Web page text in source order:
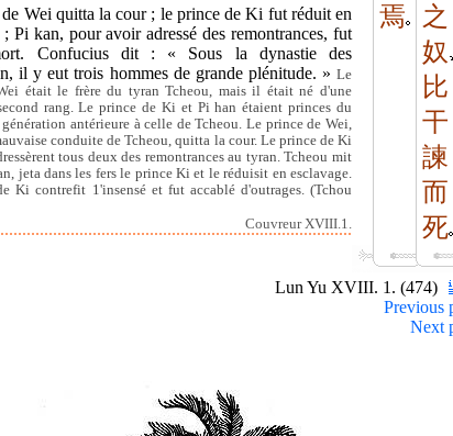
焉
之
奴
比
干
諫
而
死
Wei quitta la cour ; le prince de Ki fut réduit en
; Pi kan, pour avoir adressé des remontrances, fut
Confucius dit : « Sous la dynastie des
il y eut trois hommes de grande plénitude. » Le
était le frère du tyran Tcheou, mais il était né d'une
rang. Le prince de Ki et Pi han étaient princes du
antérieure à celle de Tcheou. Le prince de Wei,
conduite de Tcheou, quitta la cour. Le prince de Ki
tous deux des remontrances au tyran. Tcheou mit
jeta dans les fers le prince Ki et le réduisit en esclavage.
Ki contrefit 1'insensé et fut accablé d'outrages. (Tchou
Couvreur XVIII.1.
Lun Yu XVIII. 1. (474)
Previous
Next